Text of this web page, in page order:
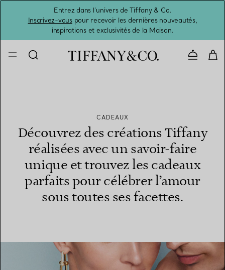
Entrez dans l’univers de Tiffany & Co.
Inscrivez-vouspour recevoir les dernières nouveautés,
inspirations et exclusivités de la Maison.
CADEAUX
Découvrez des créations Tiffany
réalisées avec un savoir-faire
unique et trouvez les cadeaux
parfaits pour célébrer l’amour
sous toutes ses facettes.